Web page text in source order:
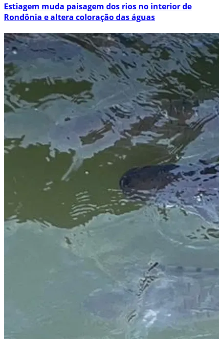
Estiagem muda paisagem dos rios no interior de
Rondônia e altera coloração das águas